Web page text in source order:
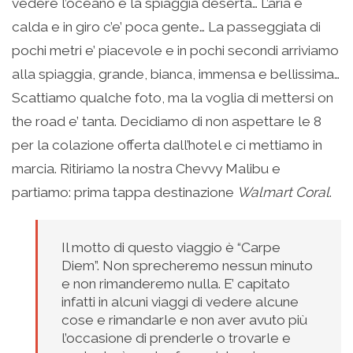
vedere l’oceano e la spiaggia deserta… L’aria è
calda e in giro c’e’ poca gente… La passeggiata di
pochi metri e’ piacevole e in pochi secondi arriviamo
alla spiaggia, grande, bianca, immensa e bellissima…
Scattiamo qualche foto, ma la voglia di mettersi on
the road e’ tanta. Decidiamo di non aspettare le 8
per la colazione offerta dall’hotel e ci mettiamo in
marcia. Ritiriamo la nostra Chevvy Malibu e
partiamo: prima tappa destinazione Walmart Coral.
Il motto di questo viaggio è “Carpe
Diem”. Non sprecheremo nessun minuto
e non rimanderemo nulla. E’ capitato
infatti in alcuni viaggi di vedere alcune
cose e rimandarle e non aver avuto più
l’occasione di prenderle o trovarle e